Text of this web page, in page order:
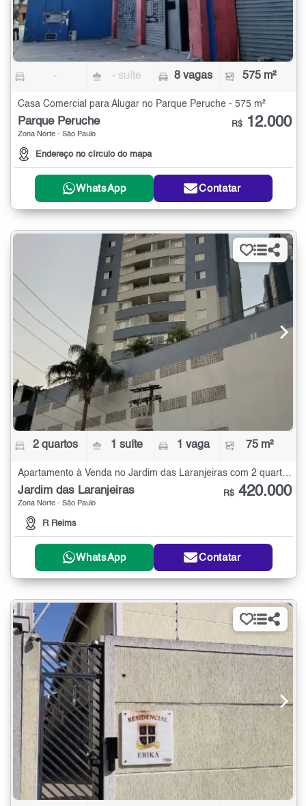
- - suíte 8 vagas 575 m²
Casa Comercial para Alugar no Parque Peruche - 575 m²
Parque Peruche
Zona Norte - São Paulo
Endereço no círculo do mapa
R$ 12.000
WhatsApp Contatar
2 quartos 1 suíte 1 vaga 75 m²
Apartamento à Venda no Jardim das Laranjeiras com 2 quartos - 75 m²
Jardim das Laranjeiras
Zona Norte - São Paulo
R Reims
R$ 420.000
WhatsApp Contatar